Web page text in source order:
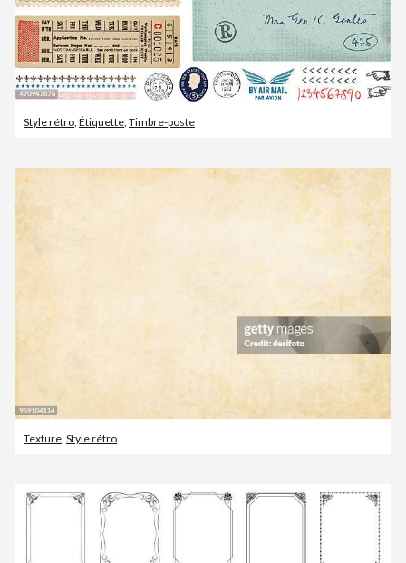
Style rétro Étiquette Timbre-poste
Texture Style rétro